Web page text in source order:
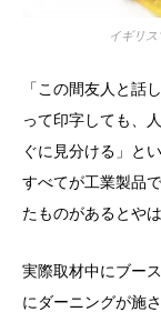
イギリス
「この間友人と話
って印字しても、
ぐに見分ける」と
すべてが工業製品
たものがあるとや
実際取材中にブー
にダーニングが施